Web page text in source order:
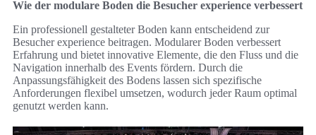
Wie der modulare Boden die Besucher experience verbessert
Ein professionell gestalteter Boden kann entscheidend zur
Besucher experience beitragen. Modularer Boden verbessert
Erfahrung und bietet innovative Elemente, die den Fluss und die
Navigation innerhalb des Events fördern. Durch die
Anpassungsfähigkeit des Bodens lassen sich spezifische
Anforderungen flexibel umsetzen, wodurch jeder Raum optimal
genutzt werden kann.